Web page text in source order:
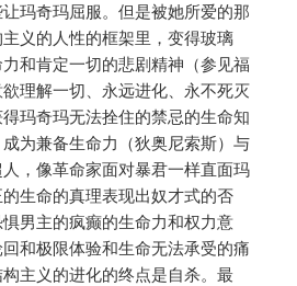
玛奇玛屈服。但是被她所爱的那
义的人性的框架里，变得玻璃
和肯定一切的悲剧精神（参见福
理解一切、永远进化、永不死灭
玛奇玛无法拴住的禁忌的生命知
为兼备生命力（狄奥尼索斯）与
，像革命家面对暴君一样直面玛
生命的真理表现出奴才式的否
男主的疯癫的生命力和权力意
和极限体验和生命无法承受的痛
主义的进化的终点是自杀。最